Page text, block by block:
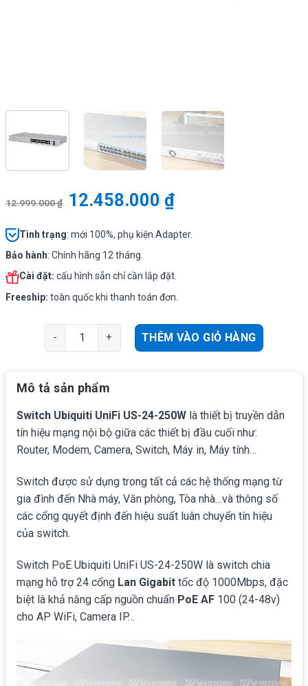
12.999.000₫ 12.458.000₫
Tình trạng: mới 100%, phụ kiện Adapter.
Bảo hành: Chính hãng 12 tháng.
Cài đặt: cấu hình sẵn chỉ cần lắp đặt.
Freeship: toàn quốc khi thanh toán đơn.
Ubiquiti UniFi US-24-250W | Switch PoE chuẩn Gigabit
THÊM VÀO GIỎ HÀNG
Mô tả sản phẩm
Switch Ubiquiti UniFi US-24-250W là thiết bị truyền dẫn
tín hiệu mạng nội bộ giữa các thiết bị đầu cuối như:
Router, Modem, Camera, Switch, Máy in, Máy tính…
Switch được sử dụng trong tất cả các hệ thống mạng từ
gia đình đến Nhà máy, Văn phòng, Tòa nhà…và thông số
các cổng quyết định đến hiệu suất luân chuyển tín hiệu
của switch.
Switch PoE Ubiquiti UniFi US-24-250W là switch chia
mạng hỗ trợ 24 cổng Lan Gigabit tốc độ 1000Mbps, đặc
biệt là khả năng cấp nguồn chuẩn PoE AF 100 (24-48v)
cho AP WiFi, Camera IP…